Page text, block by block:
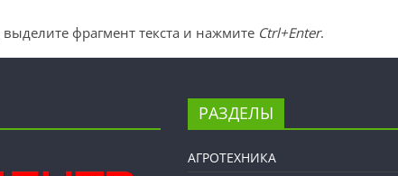
фрагмент текста и нажмите Ctrl+Enter.
РАЗДЕЛЫ
АГРОТЕХНИКА